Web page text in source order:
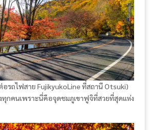
อรถไฟสาย FujikyukoLine ที่สถานี Otsuki)
ทุกคนเพราะนี่คือจุดชมภูเขาฟูจิที่สวยที่สุดแห่ง